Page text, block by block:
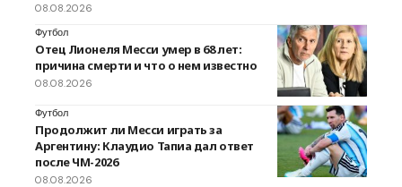
08.08.2026
Футбол
Отец Лионеля Месси умер в 68 лет:
причина смерти и что о нем известно
08.08.2026
Футбол
Продолжит ли Месси играть за
Аргентину: Клаудио Тапиа дал ответ
после ЧМ-2026
08.08.2026